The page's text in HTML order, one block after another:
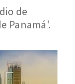
de
Panamá'.